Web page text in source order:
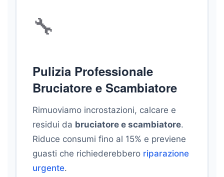
🔧
Pulizia Professionale
Bruciatore e Scambiatore
Rimuoviamo incrostazioni, calcare e
residui da bruciatore e scambiatore.
Riduce consumi fino al 15% e previene
guasti che richiederebbero riparazione
urgente.